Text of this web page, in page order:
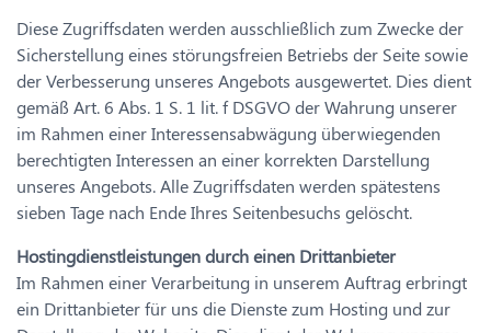
Diese Zugriffsdaten werden ausschließlich zum Zwecke der
Sicherstellung eines störungsfreien Betriebs der Seite sowie
der Verbesserung unseres Angebots ausgewertet. Dies dient
gemäß Art. 6 Abs. 1 S. 1 lit. f DSGVO der Wahrung unserer
im Rahmen einer Interessensabwägung überwiegenden
berechtigten Interessen an einer korrekten Darstellung
unseres Angebots. Alle Zugriffsdaten werden spätestens
sieben Tage nach Ende Ihres Seitenbesuchs gelöscht.
Hostingdienstleistungen durch einen Drittanbieter
Im Rahmen einer Verarbeitung in unserem Auftrag erbringt
ein Drittanbieter für uns die Dienste zum Hosting und zur